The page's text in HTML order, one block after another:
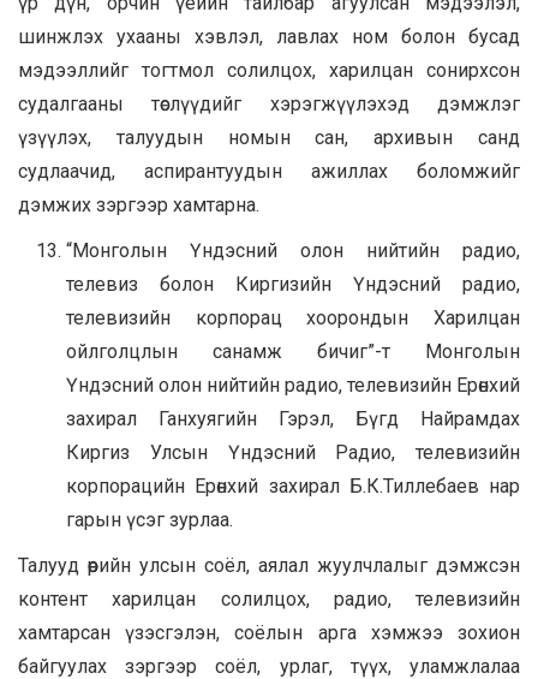
шинжлэх ухааны хэвлэл, лавлах ном болон бусад
мэдээллийг тогтмол солилцох, харилцан сонирхсон
судалгааны төслүүдийг хэрэгжүүлэхэд дэмжлэг
үзүүлэх, талуудын номын сан, архивын санд
судлаачид, аспирантуудын ажиллах боломжийг
дэмжих зэргээр хамтарна.
“Монголын Үндэсний олон нийтийн радио,
телевиз болон Киргизийн Үндэсний радио,
телевизийн корпорац хоорондын Харилцан
ойлголцлын санамж бичиг”-т Монголын
Үндэсний олон нийтийн радио, телевизийн Ерөнхий
захирал Ганхуягийн Гэрэл, Бүгд Найрамдах
Киргиз Улсын Үндэсний Радио, телевизийн
корпорацийн Ерөнхий захирал Б.К.Тиллебаев нар
гарын үсэг зурлаа.
Талууд өөрийн улсын соёл, аялал жуулчлалыг дэмжсэн
контент харилцан солилцох, радио, телевизийн
хамтарсан үзэсгэлэн, соёлын арга хэмжээ зохион
байгуулах зэргээр соёл, урлаг, түүх, уламжлалаа